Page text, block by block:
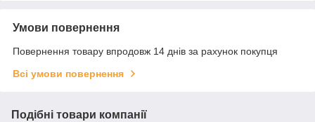
Умови повернення
Повернення товару впродовж 14 днів за рахунок покупця
Всі умови повернення
Подібні товари компанії